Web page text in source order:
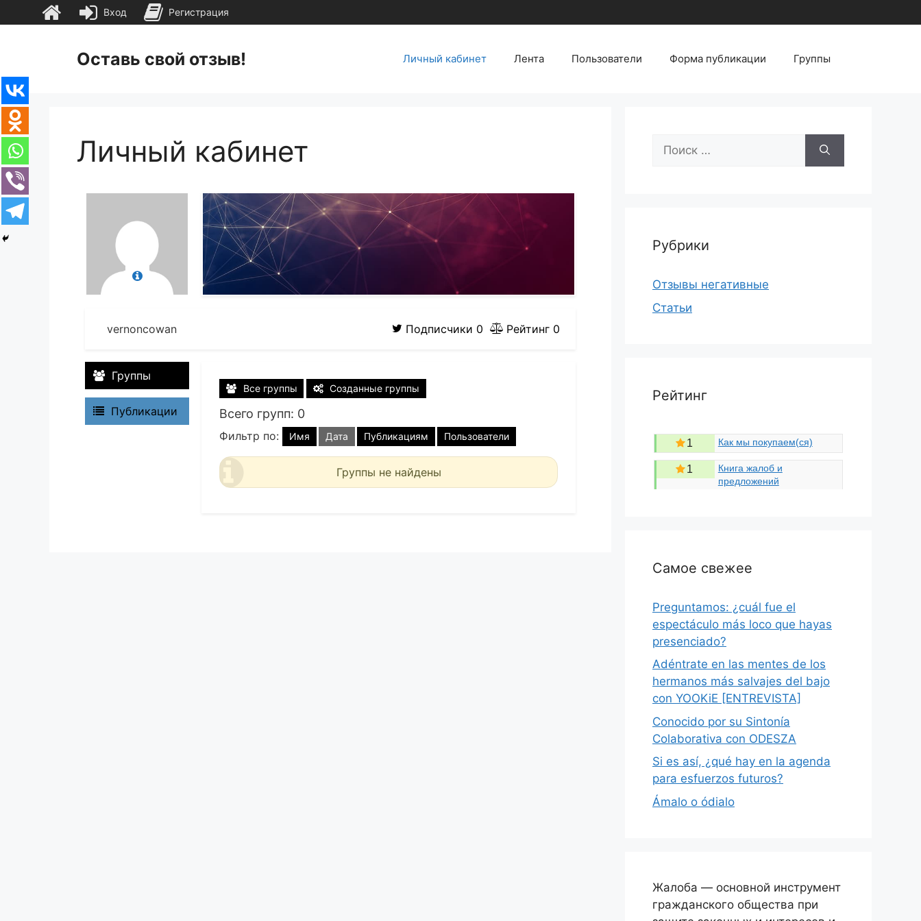
содержимомуОставь свой отзыв! Личный кабинет Лента Пользователи Форма публикации Группы
Личный кабинет
vernoncowan Подписчики 0 Рейтинг 0
Группы
Публикации
Все группы Созданные группы
Всего групп: 0
Фильтр по: Имя Дата Публикациям Пользователи
Группы не найдены
Поиск:
Рубрики
Отзывы негативные
Статьи
Рейтинг
1 Как мы покупаем(ся)
1
Книга жалоб и
предложений
Самое свежее
Preguntamos: ¿cuál fue el
espectáculo más loco que hayas
presenciado?
Adéntrate en las mentes de los
hermanos más salvajes del bajo
con YOOKiE [ENTREVISTA]
Conocido por su Sintonía
Colaborativa con ODESZA
Si es así, ¿qué hay en la agenda
para esfuerzos futuros?
Ámalo o ódialo
Жалоба — основной инструмент
гражданского общества при
Вход Регистрация